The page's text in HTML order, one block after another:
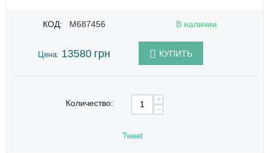
КОД: M687456 В наличии
Цена: 13580 грн КУПИТЬ
Количество:
+
−
Tweet